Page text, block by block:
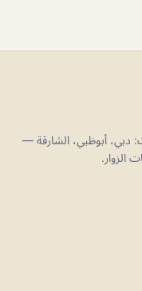
دبي، أبوظبي، الشارقة —
الزوار.